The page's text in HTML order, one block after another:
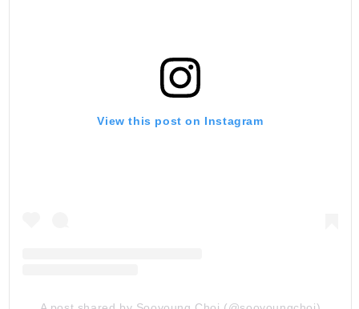
View this post on Instagram